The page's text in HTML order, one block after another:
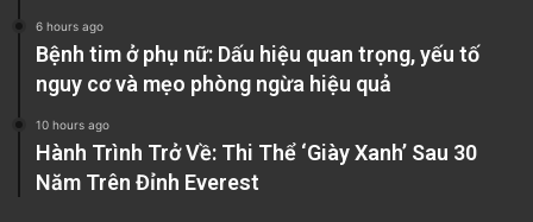
6 hours ago
Bệnh tim ở phụ nữ: Dấu hiệu quan trọng, yếu tố
nguy cơ và mẹo phòng ngừa hiệu quả
10 hours ago
Hành Trình Trở Về: Thi Thể ‘Giày Xanh’ Sau 30
Năm Trên Đỉnh Everest